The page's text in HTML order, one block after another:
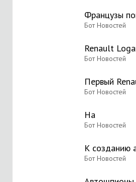
Французы
Бот Новостей
Renault
Бот Новостей
Первый
Бот Новостей
На
Бот Новостей
К созданию
Бот Новостей